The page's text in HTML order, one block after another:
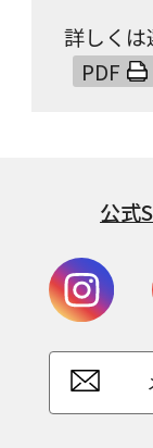
詳しくは
公式